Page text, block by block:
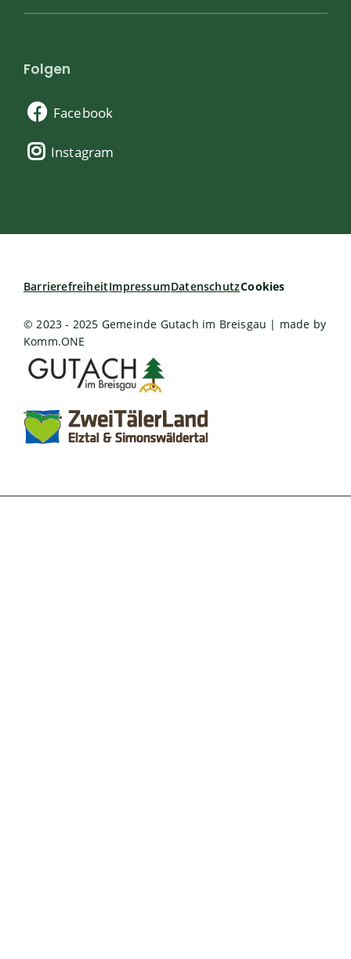
Folgen
Facebook
Instagram
BarrierefreiheitImpressumDatenschutzCookies
© 2023 - 2025 Gemeinde Gutach im Breisgau | made by
Komm.ONE